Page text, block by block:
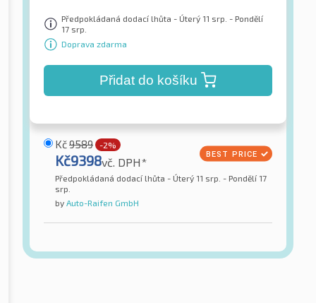
Předpokládaná dodací lhůta - Úterý 11 srp. - Pondělí
17 srp.
Doprava zdarma
Přidat do košíku
Kč9589 -2%
Kč9398vč. DPH*
Předpokládaná dodací lhůta - Úterý 11 srp. - Pondělí 17
srp.
by Auto-Raifen GmbH